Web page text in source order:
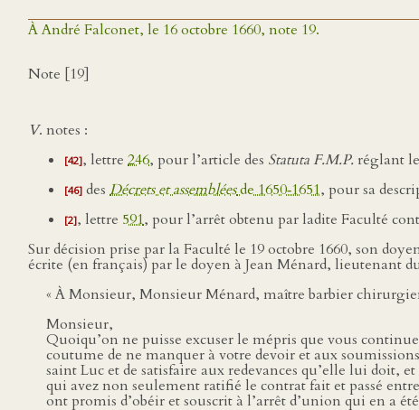
À André Falconet, le 16 octobre 1660, note 19.
Note [19]
V. notes :
[42], lettre 246, pour l’article des Statuta F.M.P. réglant
[46] des Décrets et assembléesde 1650‑1651, pour sa
[2], lettre 591, pour l’arrêt obtenu par ladite Faculté
Sur décision prise par la Faculté le 19 octobre 1660, son
écrite (en français) par le doyen à Jean Ménard, lieutenant
« À Monsieur, Monsieur Ménard, maître barbier
Monsieur,
Quoiqu’on ne puisse excuser le mépris que vous
coutume de ne manquer à votre devoir et aux
saint Luc et de satisfaire aux redevances qu’elle lui doit,
qui avez non seulement ratifié le contrat fait et passé
ont promis d’obéir et souscrit à l’arrêt d’union qui en a